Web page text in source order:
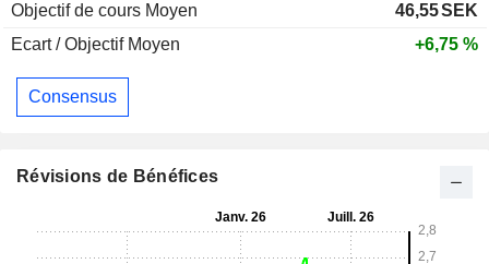
Objectif de cours Moyen
46,55SEK
Ecart / Objectif Moyen
+6,75 %
Consensus
Révisions de Bénéfices